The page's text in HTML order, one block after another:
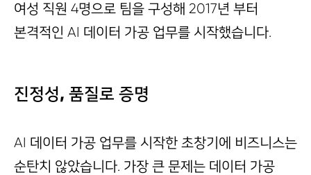
여성 직원 4명으로 팀을 구성해 2017년 부터
본격적인 AI 데이터 가공 업무를 시작했습니다.
진정성, 품질로 증명
AI 데이터 가공 업무를 시작한 초창기에 비즈니스는
순탄치 않았습니다. 가장 큰 문제는 데이터 가공